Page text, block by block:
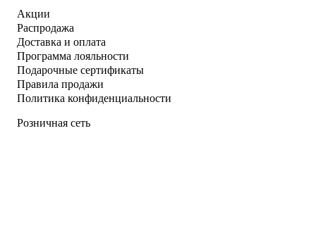
Акции
Распродажа
Доставка и оплата
Программа лояльности
Подарочные сертификаты
Правила продажи
Политика конфиденциальности
Розничная сеть